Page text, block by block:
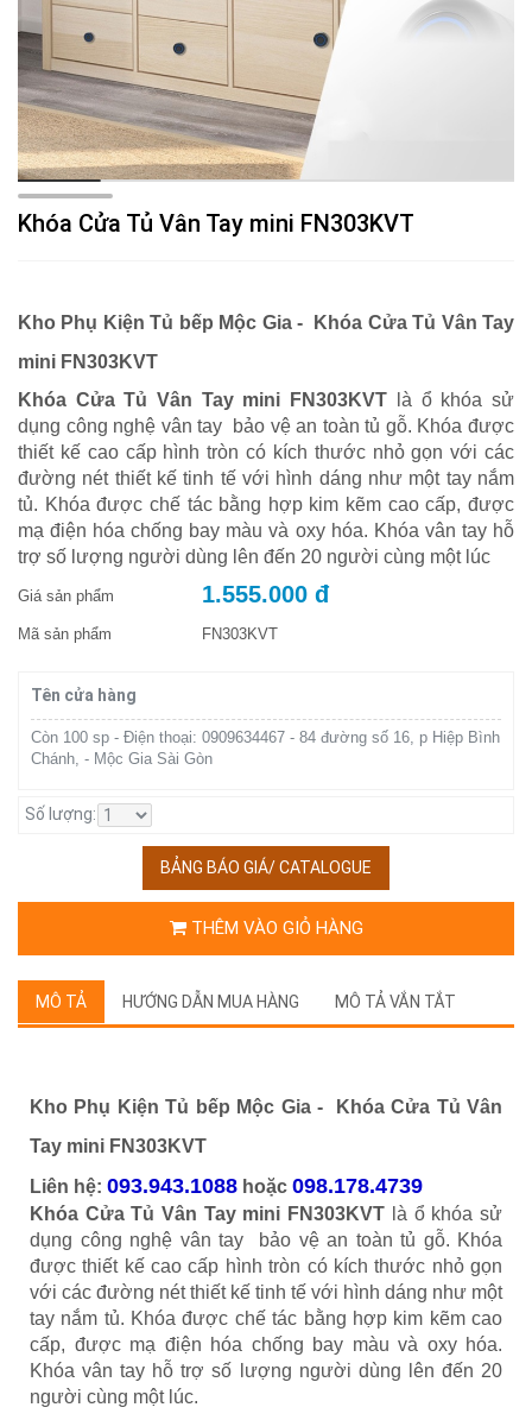
Khóa Cửa Tủ Vân Tay mini FN303KVT
Kho Phụ Kiện Tủ bếp Mộc Gia -
Khóa Cửa Tủ Vân Tay
mini FN303KVT
Khóa Cửa Tủ Vân Tay mini FN303KVT là ổ khóa sử
dụng công nghệ vân tay bảo vệ an toàn tủ gỗ. Khóa được
thiết kế cao cấp hình tròn có kích thước nhỏ gọn với các
đường nét thiết kế tinh tế với hình dáng như một tay nắm
tủ. Khóa được chế tác bằng hợp kim kẽm cao cấp, được
mạ điện hóa chống bay màu và oxy hóa. Khóa vân tay hỗ
trợ số lượng người dùng lên đến 20 người cùng một lúc
Giá sản phẩm 1.555.000 đ
Mã sản phẩm FN303KVT
Tên cửa hàng
Còn 100 sp - Điện thoại: 0909634467 - 84 đường số 16, p Hiệp Bình
Chánh, - Mộc Gia Sài Gòn
Số lượng:
BẢNG BÁO GIÁ/ CATALOGUE
THÊM VÀO GIỎ HÀNG
MÔ TẢ HƯỚNG DẪN MUA HÀNG MÔ TẢ VẮN TẮT
Kho Phụ Kiện Tủ bếp Mộc Gia -
Khóa Cửa Tủ Vân
Tay mini FN303KVT
Liên hệ: 093.943.1088 hoặc 098.178.4739
Khóa Cửa Tủ Vân Tay mini FN303KVT là ổ khóa sử
dụng công nghệ vân tay bảo vệ an toàn tủ gỗ. Khóa
được thiết kế cao cấp hình tròn có kích thước nhỏ gọn
với các đường nét thiết kế tinh tế với hình dáng như một
tay nắm tủ. Khóa được chế tác bằng hợp kim kẽm cao
cấp, được mạ điện hóa chống bay màu và oxy hóa.
Khóa vân tay hỗ trợ số lượng người dùng lên đến 20
người cùng một lúc.